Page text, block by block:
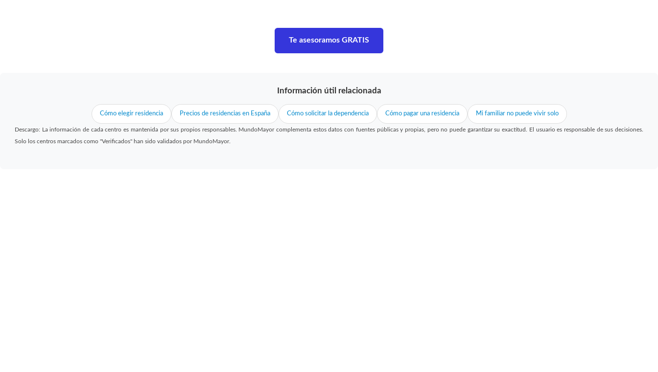
Te asesoramos GRATIS
Información útil relacionada
Cómo elegir residencia Precios de residencias en España Cómo solicitar la dependencia Cómo pagar una residencia Mi familiar no puede vivir solo
Descargo: La información de cada centro es mantenida por sus propios responsables. MundoMayor complementa estos datos con fuentes públicas y propias, pero no puede garantizar su exactitud. El usuario es responsable de sus decisiones.
Solo los centros marcados como "Verificados" han sido validados por MundoMayor.